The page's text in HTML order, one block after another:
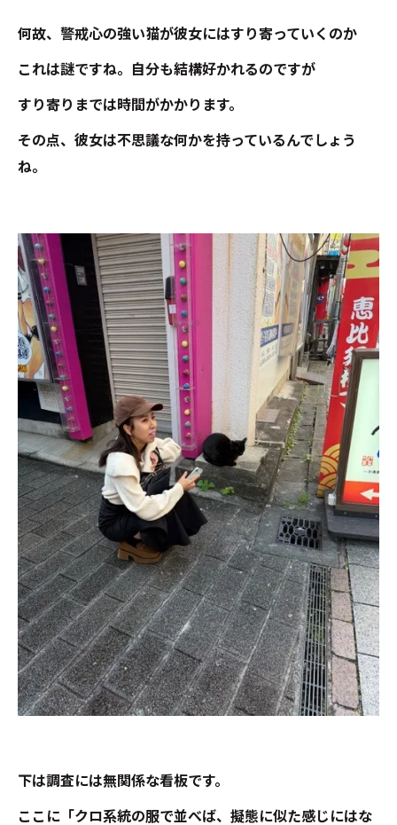
何故、警戒心の強い猫が彼女にはすり寄っていくのか
これは謎ですね。自分も結構好かれるのですが
すり寄りまでは時間がかかります。
その点、彼女は不思議な何かを持っているんでしょう
ね。
下は調査には無関係な看板です。
ここに「クロ系統の服で並べば、擬態に似た感じにはな